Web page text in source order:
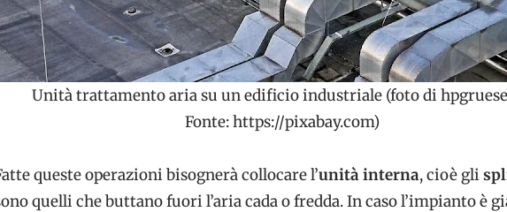
Unità trattamento aria su un edificio industriale (foto di
Fonte: https://pixabay.com)
queste operazioni bisognerà collocare l’unità interna, cioè gli
quelli che buttano fuori l’aria cada o fredda. In caso l’impianto è